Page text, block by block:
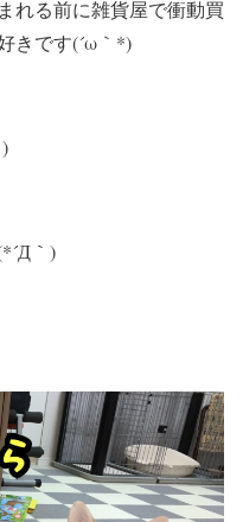
れる前に雑貨屋で衝動買
きです(´ω｀*)
｀)